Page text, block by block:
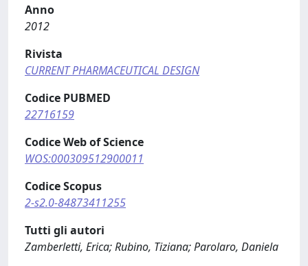
Anno
2012
Rivista
CURRENT PHARMACEUTICAL DESIGN
Codice PUBMED
22716159
Codice Web of Science
WOS:000309512900011
Codice Scopus
2-s2.0-84873411255
Tutti gli autori
Zamberletti, Erica; Rubino, Tiziana; Parolaro, Daniela